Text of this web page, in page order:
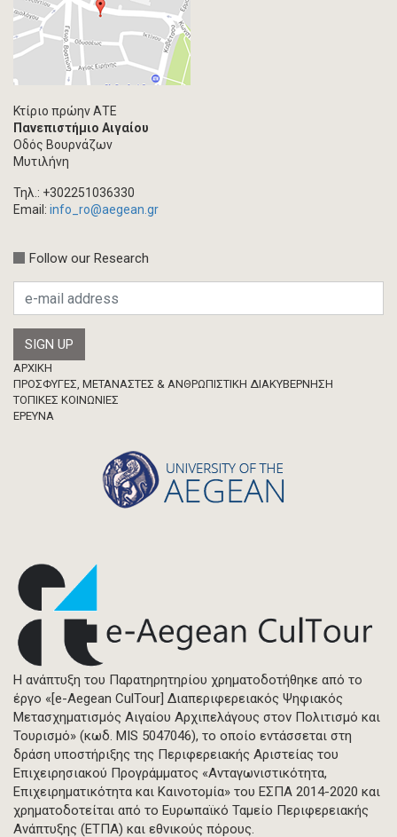
Κτίριο πρώην ΑΤΕ
Πανεπιστήμιο Αιγαίου
Οδός Βουρνάζων
Μυτιλήνη
Τηλ.: +302251036330
Email: info_ro@aegean.gr
Follow our Research
Footer
ΑΡΧΙΚΗ
ΠΡΟΣΦΥΓΕΣ, ΜΕΤΑΝΑΣΤΕΣ & ΑΝΘΡΩΠΙΣΤΙΚΗ ΔΙΑΚΥΒΕΡΝΗΣΗ
ΤΟΠΙΚΕΣ ΚΟΙΝΩΝΙΕΣ
ΈΡΕΥΝΑ
Η ανάπτυξη του Παρατηρητηρίου χρηματοδοτήθηκε από το
έργο «[e-Aegean CulTour] Διαπεριφερειακός Ψηφιακός
Μετασχηματισμός Αιγαίου Αρχιπελάγους στον Πολιτισμό και
Τουρισμό» (κωδ. MIS 5047046), το οποίο εντάσσεται στη
δράση υποστήριξης της Περιφερειακής Αριστείας του
Επιχειρησιακού Προγράμματος «Ανταγωνιστικότητα,
Επιχειρηματικότητα και Καινοτομία» του ΕΣΠΑ 2014-2020 και
χρηματοδοτείται από το Ευρωπαϊκό Ταμείο Περιφερειακής
Ανάπτυξης (ΕΤΠΑ) και εθνικούς πόρους.